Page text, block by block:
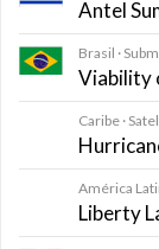
Antel
Brasil ·
Viability
Caribe ·
América
Liberty